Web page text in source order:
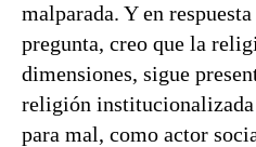
malparada. Y en
pregunta, creo que la
dimensiones, sigue
religión
para mal, como actor